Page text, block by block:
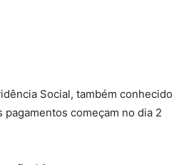
Social, também conhecido
pagamentos começam no dia 2